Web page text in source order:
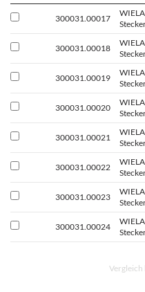
300031.00017
300031.00018
300031.00019
300031.00020
300031.00021
300031.00022
300031.00023
300031.00024